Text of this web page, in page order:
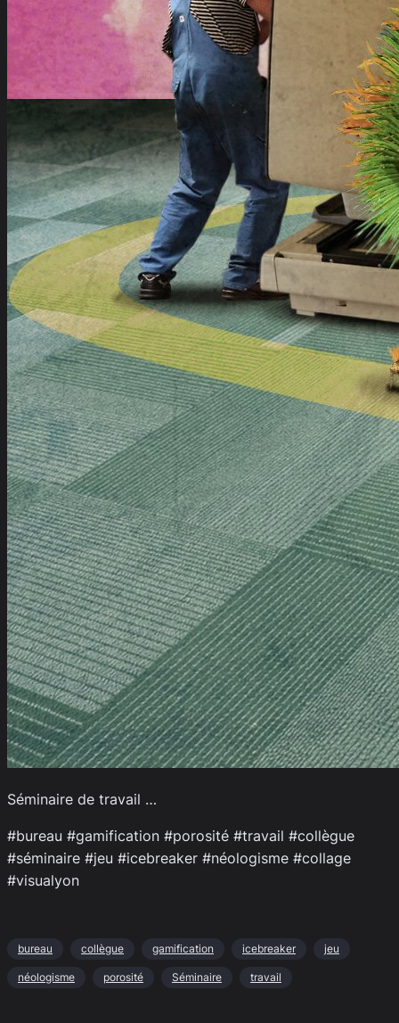
Séminaire de travail …
#bureau #gamification #porosité #travail #collègue
#séminaire #jeu #icebreaker #néologisme #collage
#visualyon
bureau collègue gamification icebreaker jeu
néologisme porosité Séminaire travail